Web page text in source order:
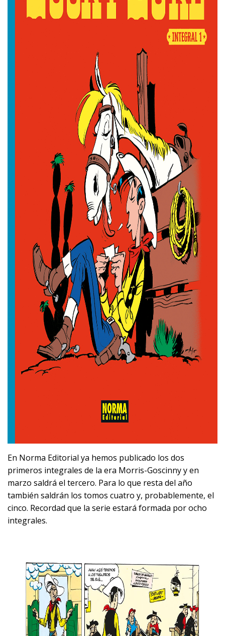
En Norma Editorial ya hemos publicado los dos
primeros integrales de la era Morris-Goscinny y en
marzo saldrá el tercero. Para lo que resta del año
también saldrán los tomos cuatro y, probablemente, el
cinco. Recordad que la serie estará formada por ocho
integrales.